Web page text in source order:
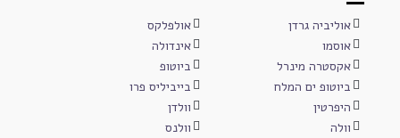
אוליביה גרדן
אולפלקס
אוסמו
אינדולה
אקסטרה מינרל
ביוטופ
ביוטופ ים המלח
בייביליס פרו
היפרטין
וולדן
וולה
וולנס